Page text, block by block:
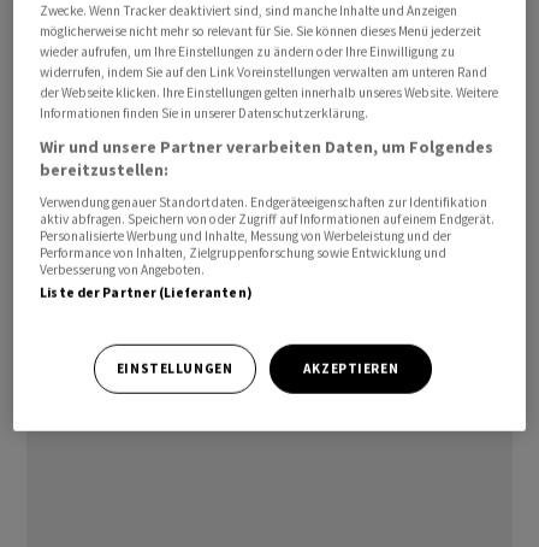
Die chinesische Regierung hatte das Land seit dem
Ausbruch der Corona-Pandemie weitgehend
abgeschottet. Viele Visaarten wurden ausgesetzt.
Einreisen waren - wenn überhaupt - nur in Verbindung
mit einer meist mehrwöchigen Hotelquarantäne
möglich. Anfang Januar öffnete sich das Land
wieder./jpt/DP/stk
Zwecke. Wenn Tracker deaktiviert sind, sind manche Inhalte und Anzeigen
möglicherweise nicht mehr so relevant für Sie. Sie können dieses Menü jederzeit
wieder aufrufen, um Ihre Einstellungen zu ändern oder Ihre Einwilligung zu
widerrufen, indem Sie auf den Link Voreinstellungen verwalten am unteren Rand
der Webseite klicken. Ihre Einstellungen gelten innerhalb unseres Website. Weitere
Informationen finden Sie in unserer Datenschutzerklärung.
Wir und unsere Partner verarbeiten Daten, um Folgendes
bereitzustellen:
Verwendung genauer Standortdaten. Endgeräteeigenschaften zur Identifikation
aktiv abfragen. Speichern von oder Zugriff auf Informationen auf einem Endgerät.
Personalisierte Werbung und Inhalte, Messung von Werbeleistung und der
Performance von Inhalten, Zielgruppenforschung sowie Entwicklung und
Verbesserung von Angeboten.
Liste der Partner (Lieferanten)
EINSTELLUNGEN AKZEPTIEREN